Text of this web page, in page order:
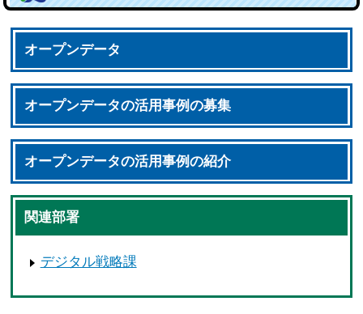
オープンデータ
オープンデータの活用事例の募集
オープンデータの活用事例の紹介
関連部署
デジタル戦略課